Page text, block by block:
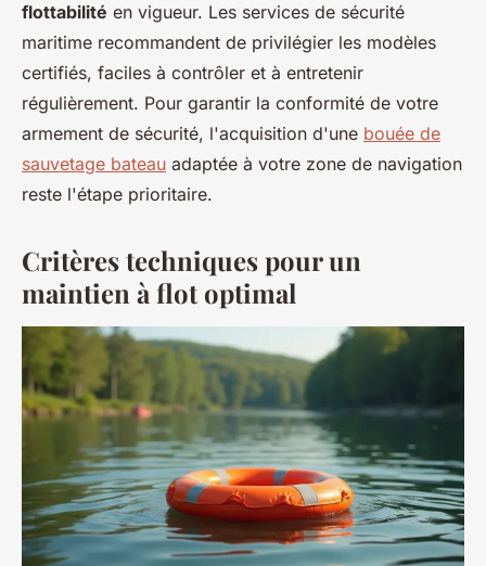
flottabilité en vigueur. Les services de sécurité
maritime recommandent de privilégier les modèles
certifiés, faciles à contrôler et à entretenir
régulièrement. Pour garantir la conformité de votre
armement de sécurité, l'acquisition d'une bouée de
sauvetage bateau adaptée à votre zone de navigation
reste l'étape prioritaire.
Critères techniques pour un
maintien à flot optimal